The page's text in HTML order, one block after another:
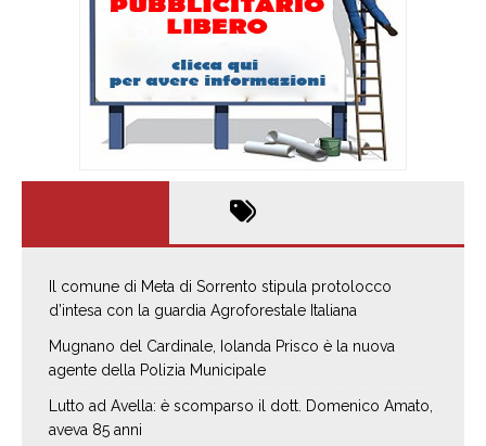
Il comune di Meta di Sorrento stipula protolocco
d’intesa con la guardia Agroforestale Italiana
Mugnano del Cardinale, Iolanda Prisco è la nuova
agente della Polizia Municipale
Lutto ad Avella: è scomparso il dott. Domenico Amato,
aveva 85 anni